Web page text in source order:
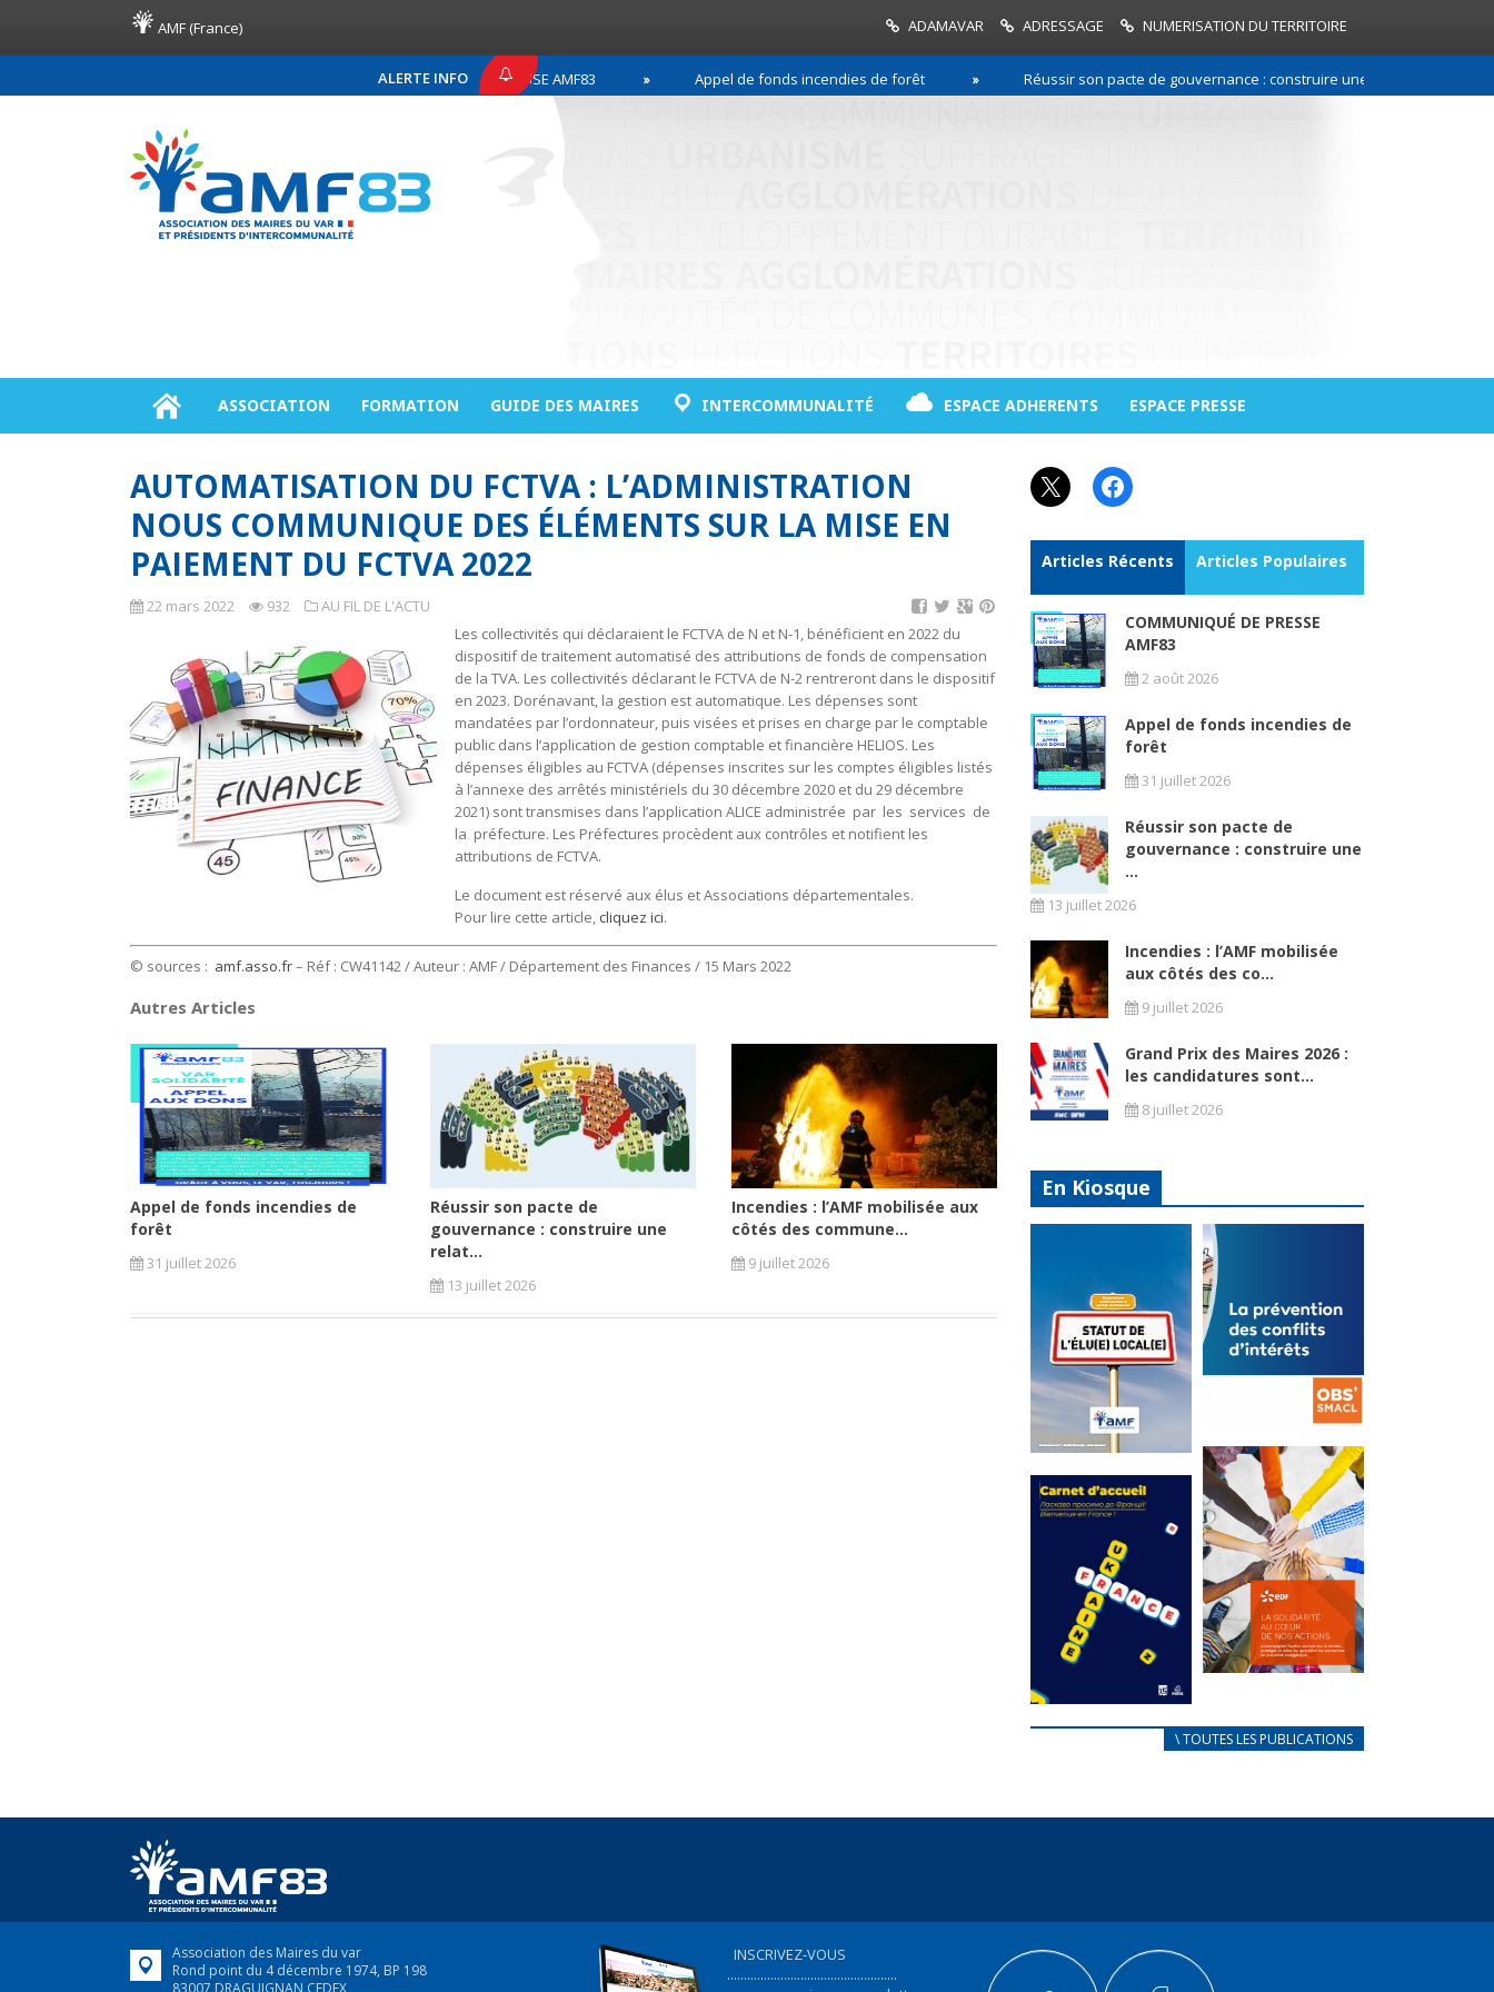
AMF (France) ADAMAVAR ADRESSAGE NUMERISATION DU TERRITOIRE
ALERTE INFO
COMMUNIQUÉ DE PRESSE AMF83 Appel de fonds incendies de forêt Réussir son pacte de gouvernance : construire une relation de
ASSOCIATION FORMATION GUIDE DES MAIRES INTERCOMMUNALITÉ ESPACE ADHERENTS ESPACE PRESSE
AUTOMATISATION DU FCTVA : L’ADMINISTRATION
NOUS COMMUNIQUE DES ÉLÉMENTS SUR LA MISE EN
PAIEMENT DU FCTVA 2022
22 mars 2022 932
AU FIL DE L'ACTU
Les collectivités qui déclaraient le FCTVA de N et N-1, bénéficient en 2022 du
dispositif de traitement automatisé des attributions de fonds de compensation
de la TVA. Les collectivités déclarant le FCTVA de N-2 rentreront dans le dispositif
en 2023. Dorénavant, la gestion est automatique. Les dépenses sont
mandatées par l’ordonnateur, puis visées et prises en charge par le comptable
public dans l’application de gestion comptable et financière HELIOS. Les
dépenses éligibles au FCTVA (dépenses inscrites sur les comptes éligibles listés
à l’annexe des arrêtés ministériels du 30 décembre 2020 et du 29 décembre
2021) sont transmises dans l’application ALICE administrée par les services de
la préfecture. Les Préfectures procèdent aux contrôles et notifient les
attributions de FCTVA.
Le document est réservé aux élus et Associations départementales.
Pour lire cette article, cliquez ici.
© sources : amf.asso.fr– Réf : CW41142 / Auteur : AMF / Département des Finances / 15 Mars 2022
Autres Articles
Appel de fonds incendies de
forêt
31 juillet 2026
Réussir son pacte de
gouvernance : construire une
relat...
13 juillet 2026
Incendies : l’AMF mobilisée aux
côtés des commune...
9 juillet 2026
X Facebook
Articles Récents Articles Populaires
COMMUNIQUÉ DE PRESSE
AMF83
2 août 2026
Appel de fonds incendies de
forêt
31 juillet 2026
Réussir son pacte de
gouvernance : construire une
...
13 juillet 2026
Incendies : l’AMF mobilisée
aux côtés des co...
9 juillet 2026
Grand Prix des Maires 2026 :
les candidatures sont...
8 juillet 2026
En Kiosque
Statut de
l’élu local
Mise à jour avril
2024
FEUILLETER
La
prévention
des conflits
d’intérêts
18 septembre 2023
FEUILLETER
au coeur de
nos actions
en France,...
FEUILLETER
\ TOUTES LES PUBLICATIONS
Association des Maires du var
Rond point du 4 décembre 1974, BP 198
83007 DRAGUIGNAN CEDEX
INSCRIVEZ-VOUS
...................................................